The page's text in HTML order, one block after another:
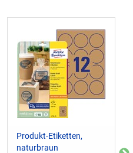
Produkt-Etiketten,
naturbraun